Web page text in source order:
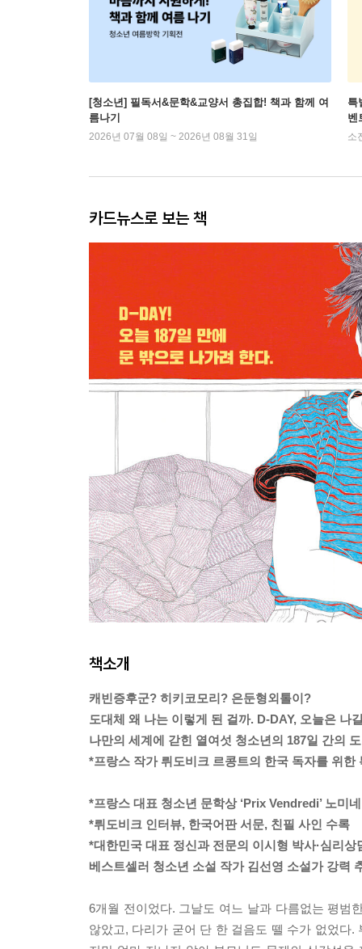
[청소년] 필독서&문학&교양서 총집합! 책과 함께 여
름나기
2026년 07월 08일 ~ 2026년 08월 31일
특
벤
소
카드뉴스로 보는 책
책소개
캐빈증후군? 히키코모리? 은둔형외톨이?
도대체 왜 나는 이렇게 된 걸까. D-DAY, 오늘은 나
나만의 세계에 갇힌 열여섯 청소년의 187일 간의
*프랑스 작가 뤼도비크 르콩트의 한국 독자를 위한
*프랑스 대표 청소년 문학상 ‘Prix Vendredi’ 노미
*뤼도비크 인터뷰, 한국어판 서문, 친필 사인 수록
*대한민국 대표 정신과 전문의 이시형 박사·심리상
베스트셀러 청소년 소설 작가 김선영 소설가 강력
6개월 전이었다. 그날도 여느 날과 다름없는 평범
않았고, 다리가 굳어 단 한 걸음도 뗄 수가 없었다